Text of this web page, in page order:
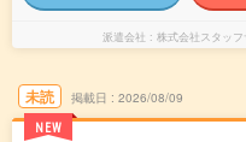
派遣会社 株式会社スタッフ
未読
NEW
掲載日 2026/08/09